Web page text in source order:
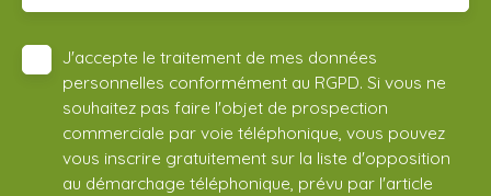
J'accepte le traitement de mes données
personnelles conformément au RGPD. Si vous ne
souhaitez pas faire l'objet de prospection
commerciale par voie téléphonique, vous pouvez
vous inscrire gratuitement sur la liste d'opposition
au démarchage téléphonique, prévu par l'article